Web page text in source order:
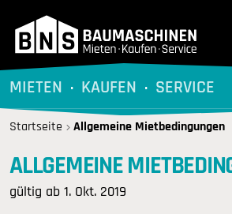
MIETEN KAUFEN SERVICE
Startseite Allgemeine Mietbedingungen
ALLGEMEINE
gültig ab 1. Okt. 2019